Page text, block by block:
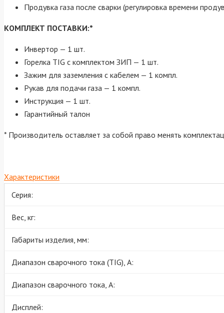
Продувка газа после сварки (регулировка времени
КОМПЛЕКТ ПОСТАВКИ:*
Инвертор — 1 шт.
Горелка TIG с комплектом ЗИП — 1 шт.
Зажим для заземления с кабелем — 1 компл.
Рукав для подачи газа — 1 компл.
Инструкция — 1 шт.
Гарантийный талон
* Производитель оставляет за собой право менять
Характеристики
Серия:
Вес, кг:
Габариты изделия, мм:
Диапазон сварочного тока (TIG), А:
Диапазон сварочного тока, А:
Дисплей: